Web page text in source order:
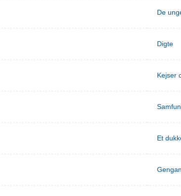
De
Digte
Kejser
Et